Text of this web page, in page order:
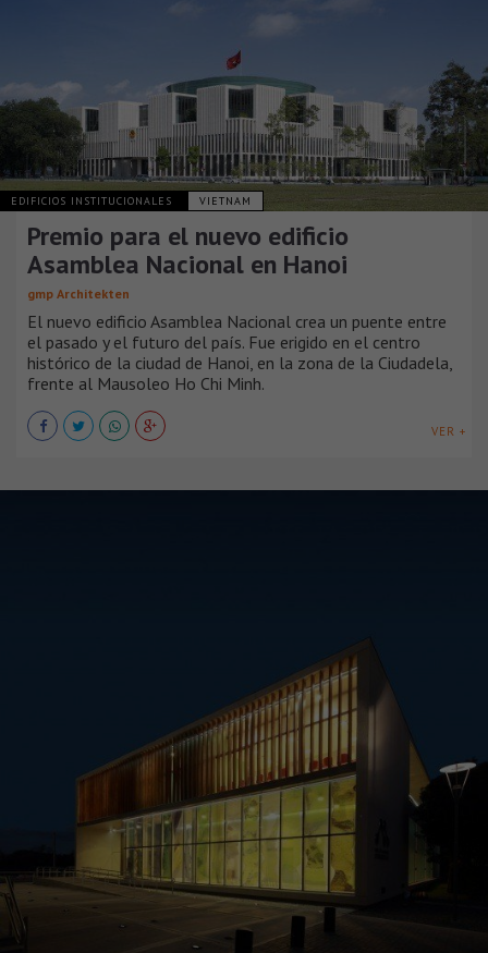
EDIFICIOS INSTITUCIONALES VIETNAM
Premio para el nuevo edificio
Asamblea Nacional en Hanoi
gmp Architekten
El nuevo edificio Asamblea Nacional crea un puente entre
el pasado y el futuro del país. Fue erigido en el centro
histórico de la ciudad de Hanoi, en la zona de la Ciudadela,
frente al Mausoleo Ho Chi Minh.
VER +